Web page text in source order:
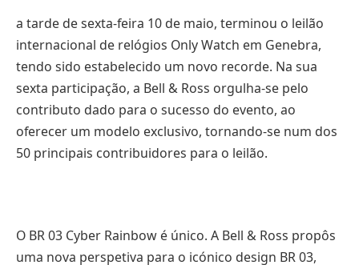
a tarde de sexta-feira 10 de maio, terminou o leilão
internacional de relógios Only Watch em Genebra,
tendo sido estabelecido um novo recorde. Na sua
sexta participação, a Bell & Ross orgulha-se pelo
contributo dado para o sucesso do evento, ao
oferecer um modelo exclusivo, tornando-se num dos
50 principais contribuidores para o leilão.
O BR 03 Cyber Rainbow é único. A Bell & Ross propôs
uma nova perspetiva para o icónico design BR 03,